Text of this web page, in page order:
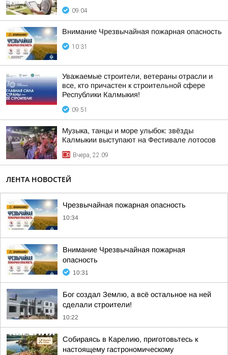
09:04
Внимание Чрезвычайная пожарная опасность
10:31
Уважаемые строители, ветераны отрасли и
все, кто причастен к строительной сфере
Республики Калмыкия!
09:51
Музыка, танцы и море улыбок: звёзды
Калмыкии выступают на Фестивале лотосов
Вчера, 22:09
ЛЕНТА НОВОСТЕЙ
Чрезвычайная пожарная опасность
10:34
Внимание Чрезвычайная пожарная
опасность
10:31
Бог создал Землю, а всё остальное на ней
сделали строители!
10:22
Собираясь в Карелию, приготовьтесь к
настоящему гастрономическому